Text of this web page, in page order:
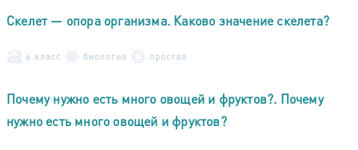
Скелет — опора организма. Каково значение скелета?
6 класс биология простая
Почему нужно есть много овощей и фруктов?. Почему
нужно есть много овощей и фруктов?